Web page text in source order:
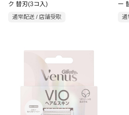
ク 替刃(3コ入)
通常配送 / 店舗受取
ー
通